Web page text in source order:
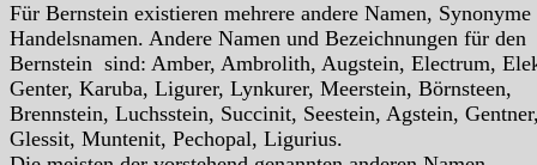
Für Bernstein existieren mehrere andere Namen, Synonyme
Handelsnamen. Andere Namen und Bezeichnungen für den
Bernstein sind: Amber, Ambrolith, Augstein, Electrum,
Genter, Karuba, Ligurer, Lynkurer, Meerstein, Börnsteen,
Brennstein, Luchsstein, Succinit, Seestein, Agstein,
Glessit, Muntenit, Pechopal, Ligurius.